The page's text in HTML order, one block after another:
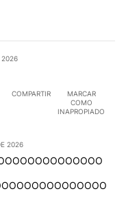
2026
COMPARTIR
MARCAR
COMO
INAPROPIADO
2026